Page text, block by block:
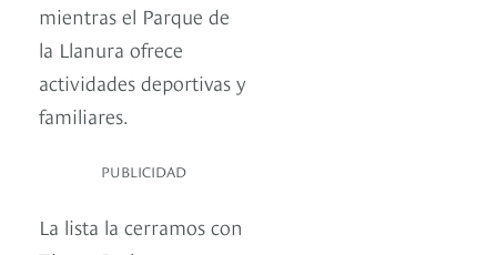
mientras el Parque de
la Llanura ofrece
actividades deportivas y
familiares.
PUBLICIDAD
La lista la cerramos con